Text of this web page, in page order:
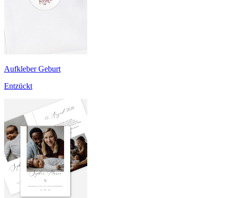
Aufkleber Geburt
Entzückt